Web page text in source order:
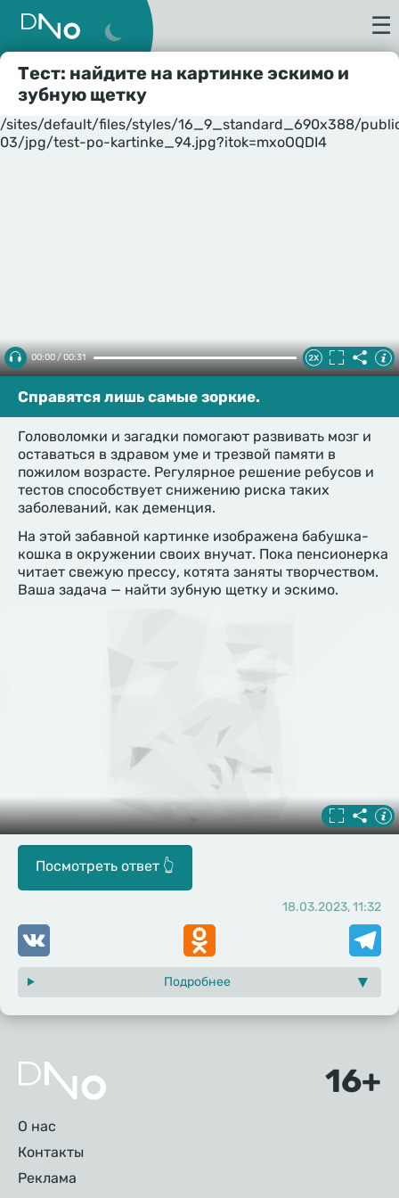
☰
Тест: найдите на картинке эскимо и
зубную щетку
/sites/default/files/styles/16_9_standard_690x388/
03/jpg/test-po-kartinke_94.jpg?itok=mxoOQDI4
00:00 / 00:31
Справятся лишь самые зоркие.
Головоломки и загадки помогают развивать мозг и
оставаться в здравом уме и трезвой памяти в
пожилом возрасте. Регулярное решение ребусов и
тестов способствует снижению риска таких
заболеваний, как деменция.
На этой забавной картинке изображена бабушка-
кошка в окружении своих внучат. Пока пенсионерка
читает свежую прессу, котята заняты творчеством.
Ваша задача — найти зубную щетку и эскимо.
Если вам так и не удалось обнаружить необходимые
предметы, то вот подсказка. Зубная щетка
спряталась под абажуром торшера. А чтобы найти
эскимо, стоит присмотреться к рукавам котят.
Тестом поделился Дзен-каналAdvance.
18.03.2023, 11:32
VK Odnoklassniki
Подробнее
Подвал
О нас
Контакты
Реклама